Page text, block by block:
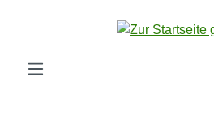
Zum Hauptinhalt springen